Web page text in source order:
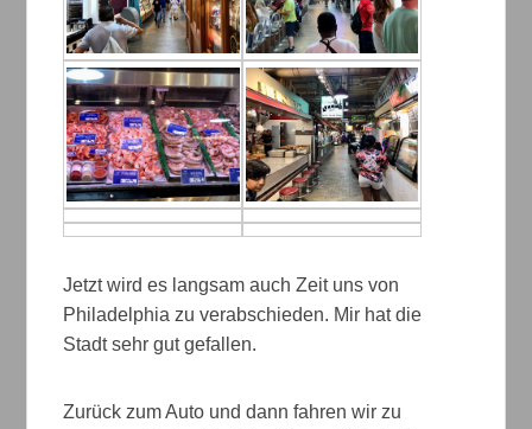
Jetzt wird es langsam auch Zeit uns von
Philadelphia zu verabschieden. Mir hat die
Stadt sehr gut gefallen.
Zurück zum Auto und dann fahren wir zu